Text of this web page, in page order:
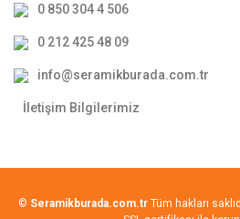
0 850 304 4 506
0 212 425 48 09
info@seramikburada.com.tr
İletişim Bilgilerimiz
© Seramikburada.com.tr Tüm hakları